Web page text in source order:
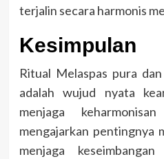
terjalin secara harmonis
Kesimpulan
Ritual Melaspas pura
adalah wujud nyata
menjaga
mengajarkan pentingnya
menjaga